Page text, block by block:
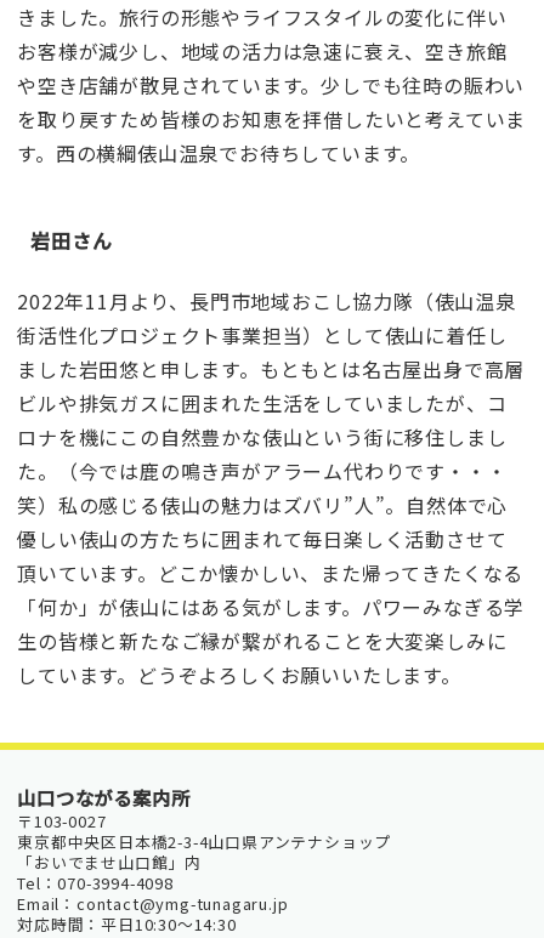
きました。旅行の形態やライフスタイルの変化に伴い
お客様が減少し、地域の活力は急速に衰え、空き旅館
や空き店舗が散見されています。少しでも往時の賑わい
を取り戻すため皆様のお知恵を拝借したいと考えていま
す。西の横綱俵山温泉でお待ちしています。
岩田さん
2022年11月より、長門市地域おこし協力隊（俵山温泉
街活性化プロジェクト事業担当）として俵山に着任し
ました岩田悠と申します。もともとは名古屋出身で高層
ビルや排気ガスに囲まれた生活をしていましたが、コ
ロナを機にこの自然豊かな俵山という街に移住しまし
た。（今では鹿の鳴き声がアラーム代わりです・・・
笑）私の感じる俵山の魅力はズバリ”人”。自然体で心
優しい俵山の方たちに囲まれて毎日楽しく活動させて
頂いています。どこか懐かしい、また帰ってきたくなる
「何か」が俵山にはある気がします。パワーみなぎる学
生の皆様と新たなご縁が繋がれることを大変楽しみに
しています。どうぞよろしくお願いいたします。
山口つながる案内所
〒103-0027
東京都中央区日本橋2-3-4山口県アンテナショップ
「おいでませ山口館」内
Tel：070-3994-4098
Email：contact@ymg-tunagaru.jp
対応時間：平日10:30～14:30